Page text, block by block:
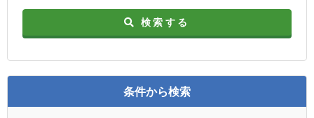
検索する
条件から検索